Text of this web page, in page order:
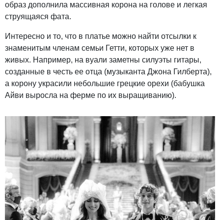
образ дополнила массивная корона на голове и легкая
струящаяся фата.
Интересно и то, что в платье можно найти отсылки к
знаменитым членам семьи Гетти, которых уже нет в
живых. Например, на вуали заметны силуэты гитары,
созданные в честь ее отца (музыканта Джона Гилберта),
а корону украсили небольшие грецкие орехи (бабушка
Айви выросла на ферме по их выращиванию).